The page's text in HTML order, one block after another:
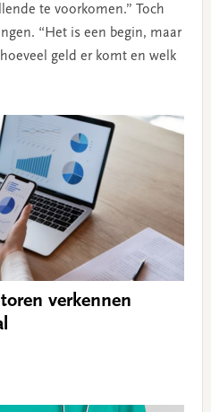
te voorkomen.” Toch
“Het is een begin, maar
geld er komt en welk
verkennen